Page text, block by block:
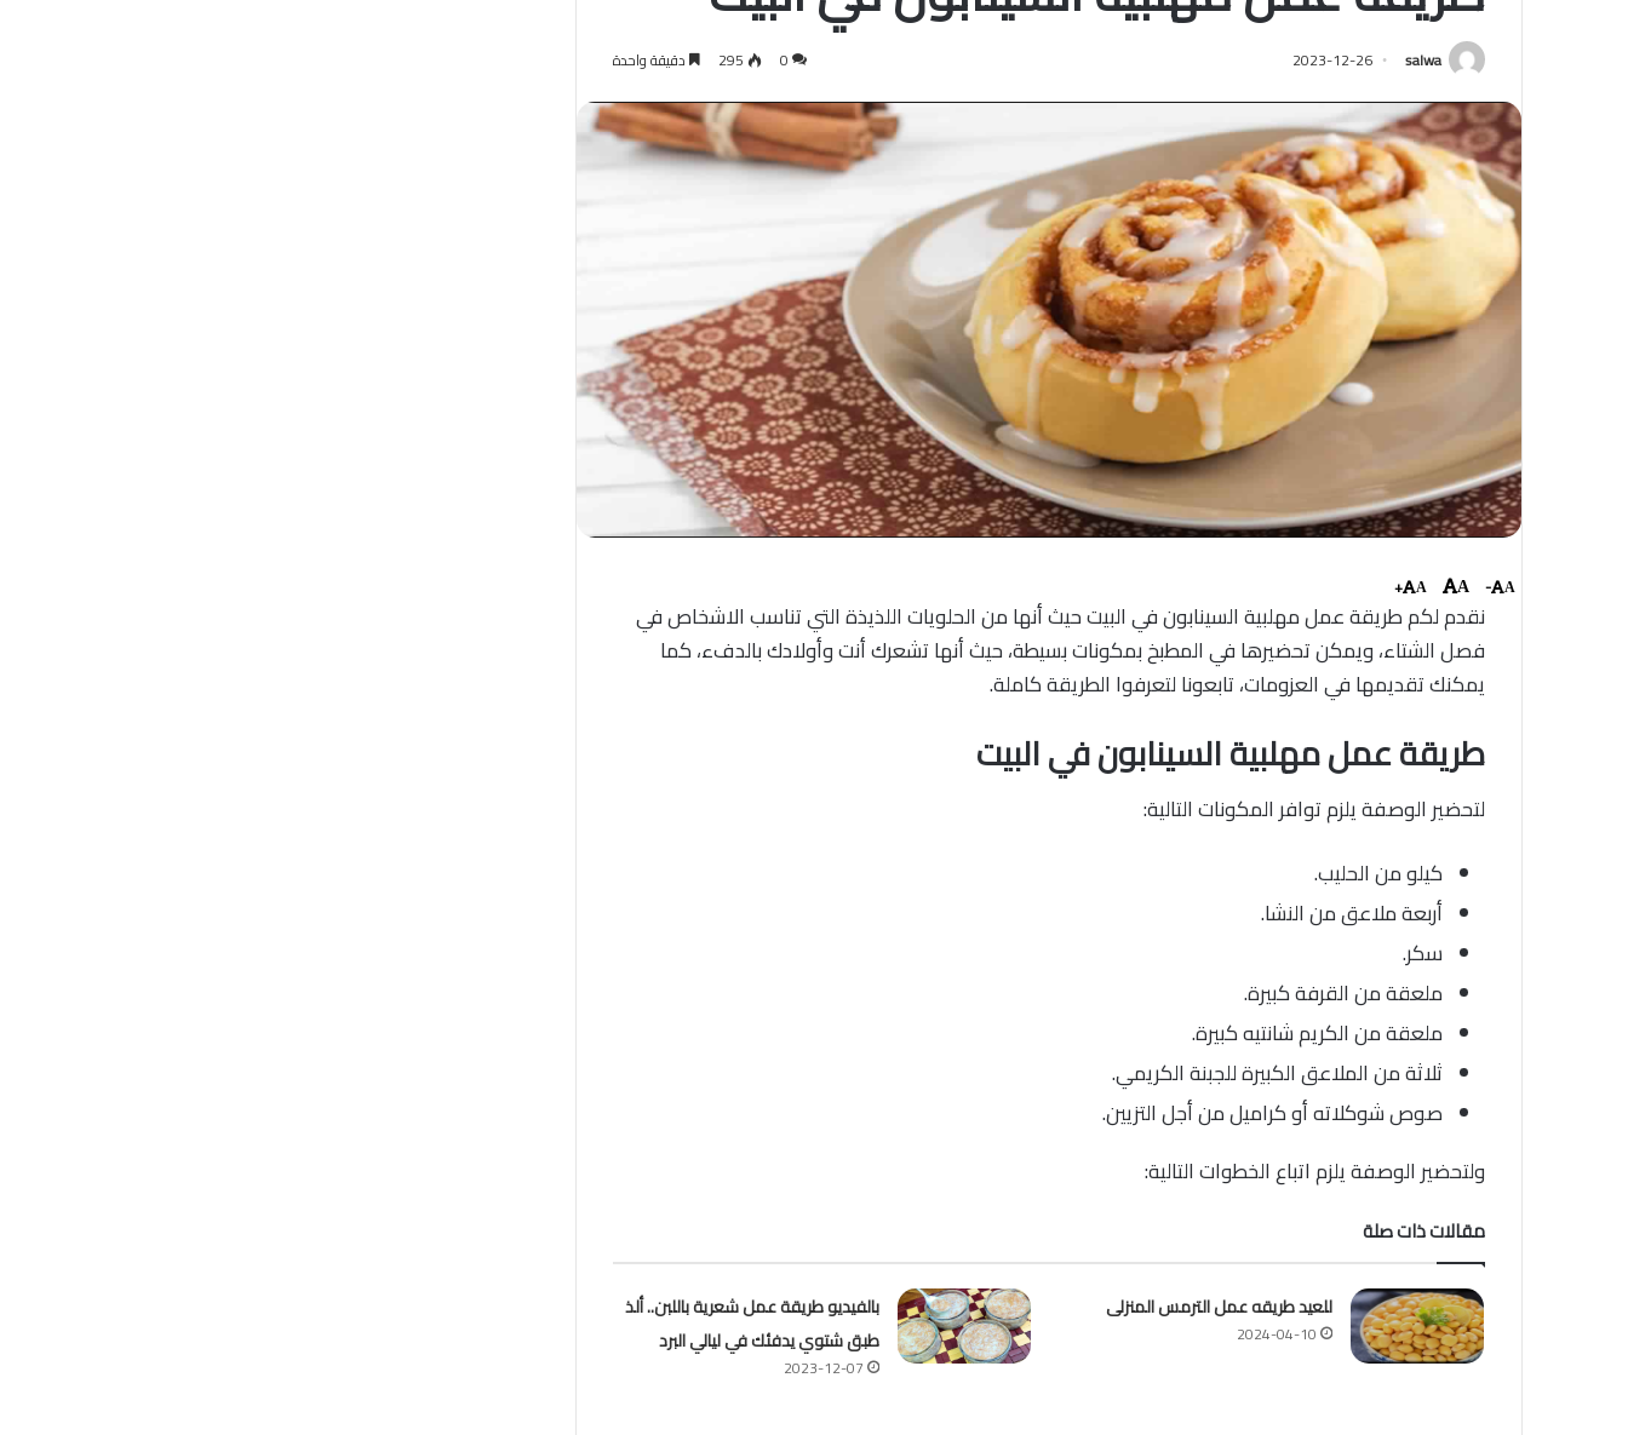
salwa
2023-12-26
0
295 دقيقة واحدة
A
-
A
A
+
نقدم لكم طريقة عمل مهلبية السينابون في البيت حيث أنها من الحلويات اللذيذة التي تناسب الاشخاص في
فصل الشتاء، ويمكن تحضيرها في المطبخ بمكونات بسيطة، حيث أنها تشعرك أنت وأولادك بالدفء، كما
يمكنك تقديمها في العزومات، تابعونا لتعرفوا الطريقة كاملة.
طريقة عمل مهلبية السينابون في البيت
لتحضير الوصفة يلزم توافر المكونات التالية:
كيلو من الحليب.
أربعة ملاعق من النشا.
سكر.
ملعقة من القرفة كبيرة.
ملعقة من الكريم شانتيه كبيرة.
ثلاثة من الملاعق الكبيرة للجبنة الكريمي.
صوص شوكلاته أو كراميل من أجل التزيين.
ولتحضير الوصفة يلزم اتباع الخطوات التالية:
مقالات ذات صلة
للعيد طريقه عمل الترمس المنزلى
2024-04-10
بالفيديو طريقة عمل شعرية باللبن.. ألذ
طبق شتوي يدفئك في ليالي البرد
2023-12-07